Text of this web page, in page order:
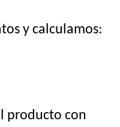
y calculamos:
producto con